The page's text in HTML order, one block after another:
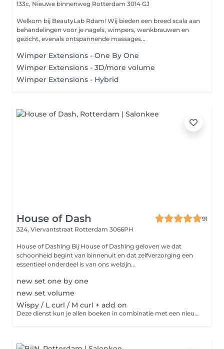
133c, Nieuwe binnenweg Rotterdam 3014 GJ
Welkom bij BeautyLab Rdam! Wij bieden een breed scala aan
behandelingen voor je nagels, wimpers, wenkbrauwen en
gezicht, evenals ontspannende massages...
Wimper Extensions - One By One
Wimper Extensions - 3D/more volume
Wimper Extensions - Hybrid
House of Dash
91
324, Viervantstraat Rotterdam 3066PH
House of Dashing Bij House of Dashing geloven we dat
schoonheid begint van binnenuit en dat zelfverzorging een
essentieel onderdeel is van ons welzijn...
new set one by one
new set volume
Wispy / L curl / M curl + add on
Deze dienst kun je allen boeken in combinatie met een nieuwe set.